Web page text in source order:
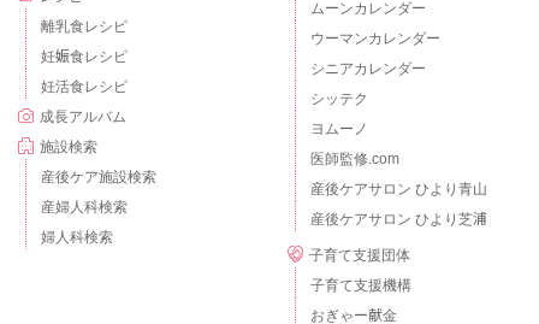
離乳食レシピ
妊娠食レシピ
妊活食レシピ
成長アルバム
施設検索
産後ケア施設検索
産婦人科検索
婦人科検索
ムーンカレンダー
ウーマンカレンダー
シニアカレンダー
シッテク
ヨムーノ
医師監修.com
産後ケアサロン ひより青山
産後ケアサロン ひより芝浦
子育て支援団体
子育て支援機構
おぎゃー献金